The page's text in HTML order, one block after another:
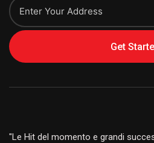
Get
"Le Hit del momento e grandi